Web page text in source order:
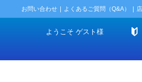
お問い合わせ よくあるご質問（Q&A）
ようこそ ゲスト様